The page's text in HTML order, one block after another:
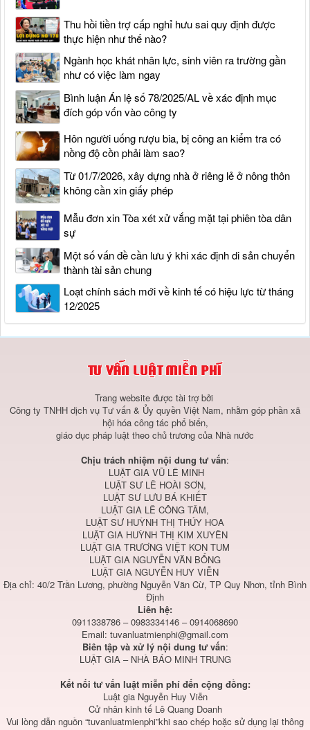
Thu hồi tiền trợ cấp nghỉ hưu sai quy định được
thực hiện như thế nào?
Ngành học khát nhân lực, sinh viên ra trường gần
như có việc làm ngay
Bình luận Án lệ số 78/2025/AL về xác định mục
đích góp vốn vào công ty
Hôn người uống rượu bia, bị công an kiểm tra có
nồng độ cồn phải làm sao?
Từ 01/7/2026, xây dựng nhà ở riêng lẻ ở nông thôn
không cần xin giấy phép
Mẫu đơn xin Tòa xét xử vắng mặt tại phiên tòa dân
sự
Một số vấn đề cần lưu ý khi xác định di sản chuyển
thành tài sản chung
Loạt chính sách mới về kinh tế có hiệu lực từ tháng
12/2025
Trang website được tài trợ bởi
Công ty TNHH dịch vụ Tư vấn & Ủy quyền Việt Nam, nhằm góp phần xã
hội hóa công tác phổ biến,
giáo dục pháp luật theo chủ trương của Nhà nước
Chịu trách nhiệm nội dung tư vấn:
LUẬT GIA VŨ LÊ MINH
LUẬT SƯ LÊ HOÀI SƠN,
LUẬT SƯ LƯU BÁ KHIẾT
LUẬT GIA LÊ CÔNG TÂM,
LUẬT SƯ HUỲNH THỊ THÚY HOA
LUẬT GIA HUỲNH THỊ KIM XUYÊN
LUẬT GIA TRƯƠNG VIỆT KON TUM
LUẬT GIA NGUYỄN VĂN BỔNG
LUẬT GIA NGUYỄN HUY VIỄN
Địa chỉ: 40/2 Trần Lương, phường Nguyễn Văn Cừ, TP Quy Nhơn, tỉnh Bình
Định
Liên hệ:
0911338786 – 0983334146 – 0914068690
Email: tuvanluatmienphi@gmail.com
Biên tập và xử lý nội dung tư vấn:
LUẬT GIA – NHÀ BÁO MINH TRUNG
Kết nối tư vấn luật miễn phí đến cộng đồng:
Luật gia Nguyễn Huy Viễn
Cử nhân kinh tế Lê Quang Doanh
Vui lòng dẫn nguồn “tuvanluatmienphi”khi sao chép hoặc sử dụng lại thông